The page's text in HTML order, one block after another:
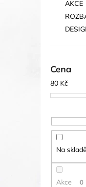
AKCE
Cena
80 Kč
Na skladě
Akce 0